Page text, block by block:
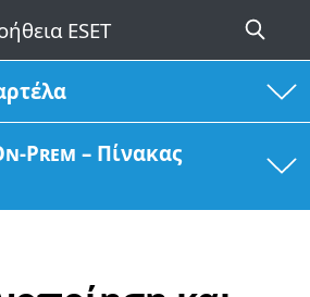
Prem – Πίνακας